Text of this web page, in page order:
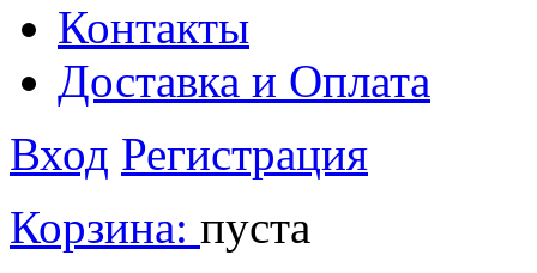
Контакты
Доставка и Оплата
Вход Регистрация
Корзина: пуста